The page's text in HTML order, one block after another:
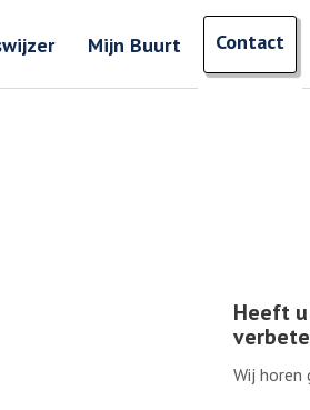
Mijn Buurt Contact
Zoeken naar ingevoerde
Heeft
Wij horen